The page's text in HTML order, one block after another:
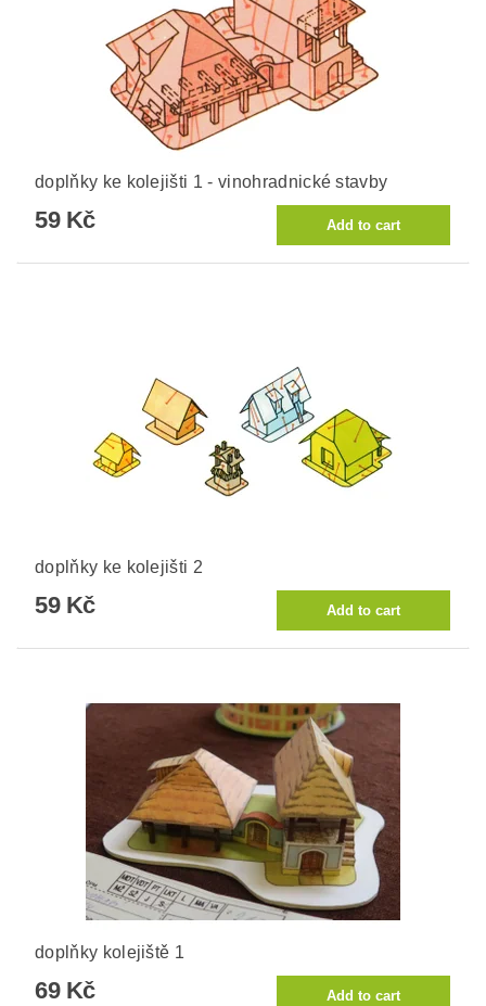
doplňky ke kolejišti 1 - vinohradnické stavby
59 Kč
doplňky ke kolejišti 2
59 Kč
doplňky kolejiště 1
69 Kč